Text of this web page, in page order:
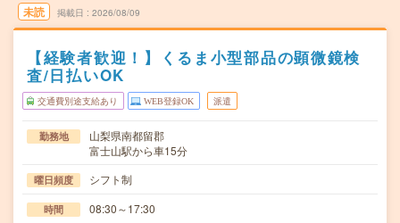
未読 掲載日 2026/08/09
【経験者歓迎！】くるま小型部品の顕微鏡検
査/日払いOK
交通費別途支給あり WEB登録OK 派遣
勤務地
山梨県南都留郡
富士山駅から車15分
曜日頻度 シフト制
時間 08:30～17:30